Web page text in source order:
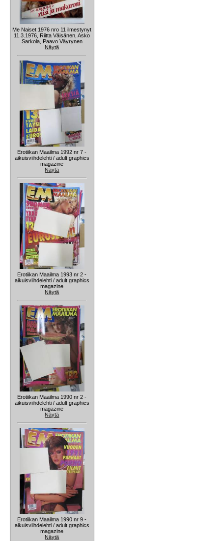
Me Naiset 1976 nro 11 ilmestynyt
11.3.1976, Riitta Väisänen, Asko
Sarkola, Paavo Väyrynen
Näytä
Erotiikan Maailma 1992 nr 7 -
aikuisviihdelehti / adult graphics
magazine
Näytä
Erotiikan Maailma 1993 nr 2 -
aikuisviihdelehti / adult graphics
magazine
Näytä
Erotiikan Maailma 1990 nr 2 -
aikuisviihdelehti / adult graphics
magazine
Näytä
Erotiikan Maailma 1990 nr 9 -
aikuisviihdelehti / adult graphics
magazine
Näytä